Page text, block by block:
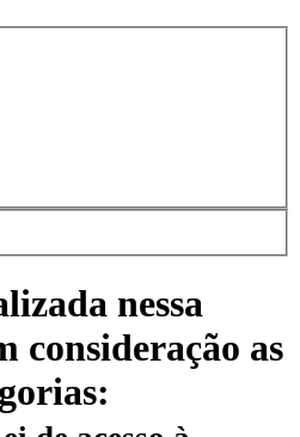
nessa
consideração as